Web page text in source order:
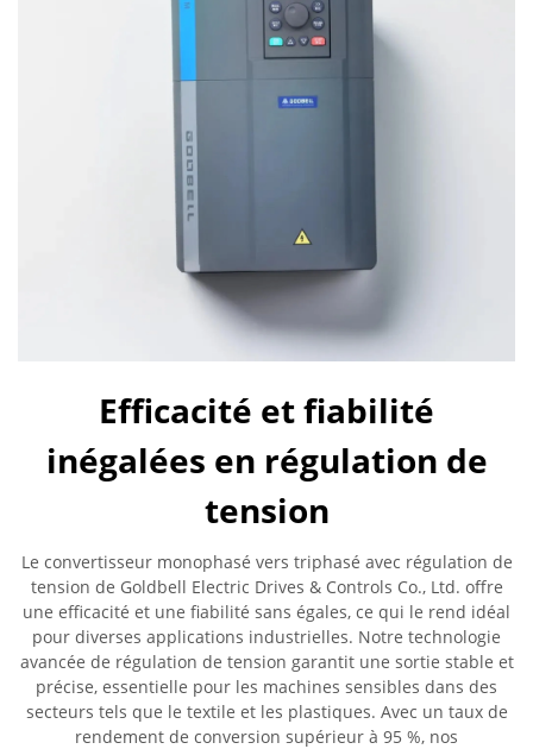
Efficacité et fiabilité
inégalées en régulation de
tension
Le convertisseur monophasé vers triphasé avec régulation de
tension de Goldbell Electric Drives & Controls Co., Ltd. offre
une efficacité et une fiabilité sans égales, ce qui le rend idéal
pour diverses applications industrielles. Notre technologie
avancée de régulation de tension garantit une sortie stable et
précise, essentielle pour les machines sensibles dans des
secteurs tels que le textile et les plastiques. Avec un taux de
rendement de conversion supérieur à 95 %, nos